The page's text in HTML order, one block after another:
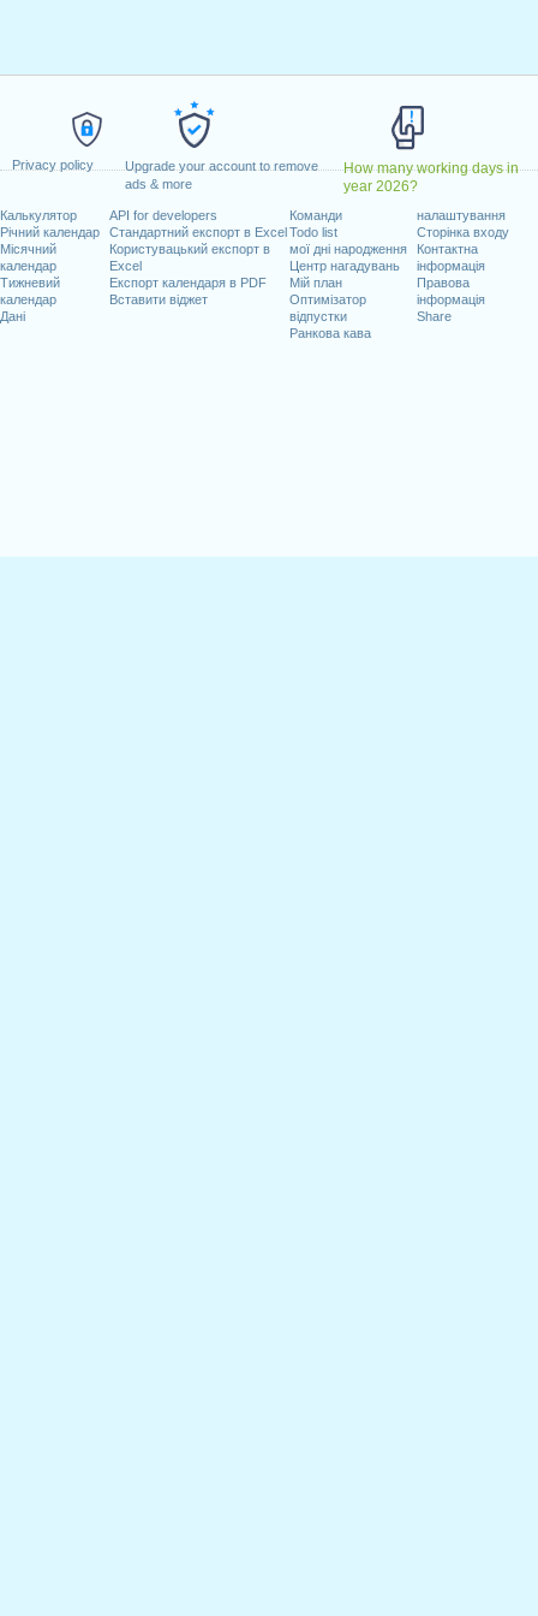
Privacy policy
Upgrade your account to remove
ads & more
How many working days in
year 2026?
Калькулятор
Річний календар
Місячний
календар
Тижневий
календар
Дані
API for developers
Стандартний експорт в Excel
Користувацький експорт в
Excel
Експорт календаря в PDF
Вставити віджет
Команди
Todo list
мої дні народження
Центр нагадувань
Мій план
Оптимізатор
відпустки
Ранкова кава
налаштування
Сторінка входу
Контактна
інформація
Правова
інформація
Share
4, 2023
9, 2023
листопад 10, 2023
25, 2023
на вихідні
2023